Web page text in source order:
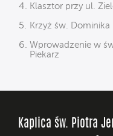
Klasztor przy ul.
Krzyż św. Dominika
Wprowadzenie w
Piekarz
Kaplica św. Piotra